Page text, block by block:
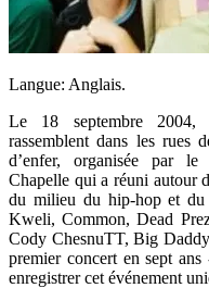
Langue: Anglais.
Le 18 septembre 2004,
rassemblent dans les rues
d’enfer, organisée par
Chapelle qui a réuni autour
du milieu du hip-hop et
Kweli, Common, Dead
Cody ChesnuTT, Big
premier concert en sept
enregistrer cet événement